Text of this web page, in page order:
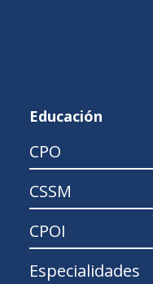
Educación
CPO
CSSM
CPOI
Especialidades